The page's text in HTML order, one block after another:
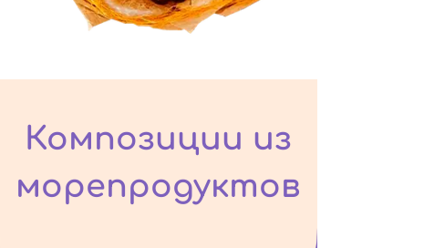
Композиции из
морепродуктов